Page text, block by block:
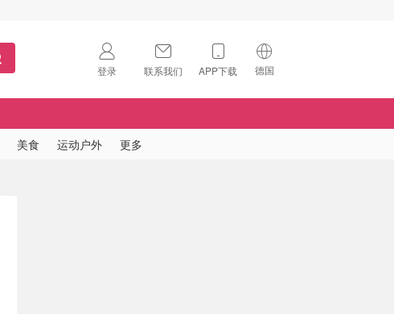
登录 联系我们 APP下载 德国
🇺🇸
美食 运动户外 更多